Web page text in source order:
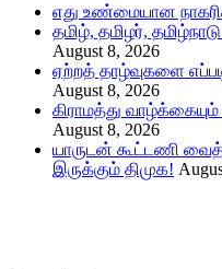
எது உண்மையான
தமிழ், தமிழர்,
August 8, 2026
ஏற்றத் தாழ்வுகளை
August 8, 2026
கிராமத்து
August 8, 2026
யாருடன் கூட்டணி
இருக்கும் திமுக!